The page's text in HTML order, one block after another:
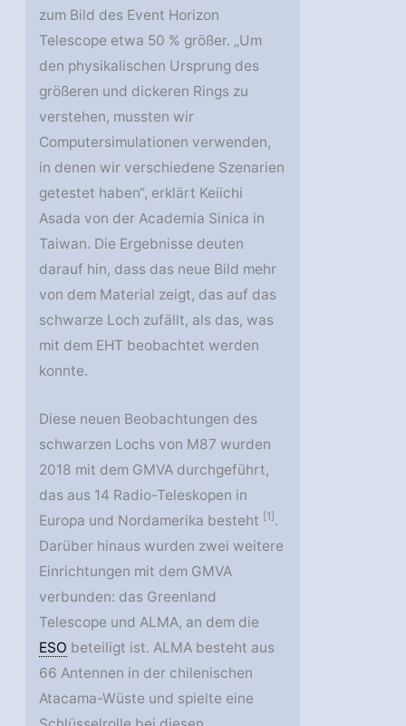
zum Bild des Event Horizon
Telescope etwa 50 % größer. „Um
den physikalischen Ursprung des
größeren und dickeren Rings zu
verstehen, mussten wir
Computersimulationen verwenden,
in denen wir verschiedene Szenarien
getestet haben“, erklärt Keiichi
Asada von der Academia Sinica in
Taiwan. Die Ergebnisse deuten
darauf hin, dass das neue Bild mehr
von dem Material zeigt, das auf das
schwarze Loch zufällt, als das, was
mit dem EHT beobachtet werden
konnte.
Diese neuen Beobachtungen des
schwarzen Lochs von M87 wurden
2018 mit dem GMVA durchgeführt,
das aus 14 Radio-Teleskopen in
Europa und Nordamerika besteht [1] .
Darüber hinaus wurden zwei weitere
Einrichtungen mit dem GMVA
verbunden: das Greenland
Telescope und ALMA, an dem die
ESO beteiligt ist. ALMA besteht aus
66 Antennen in der chilenischen
Atacama-Wüste und spielte eine